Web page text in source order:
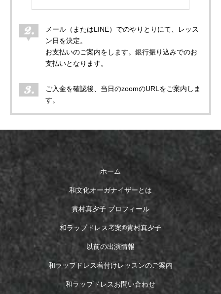
メール（またはLINE）でのやりとりにて、レッス
ン日を決定。
お支払いのご案内をします。銀行振り込みでのお
支払いとなります。
ご入金を確認後、当日のzoomのURLをご案内しま
す。
ホーム
和文化オーガナイザーとは
貴村真夕子 プロフィール
和ラップドレス考案®︎貴村真夕子
以前の出演情報
和ラップドレス着付けレッスンのご案内
和ラップドレスお問い合わせ